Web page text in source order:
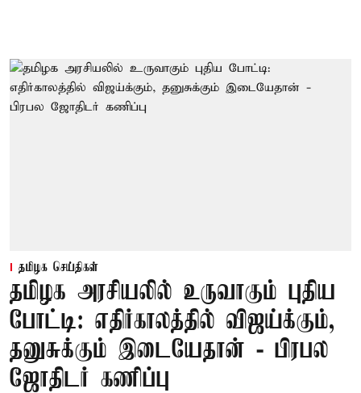
தமிழக செய்திகள்
தமிழக அரசியலில் உருவாகும் புதிய
போட்டி: எதிர்காலத்தில் விஜய்க்கும்,
தனுசுக்கும் இடையேதான் - பிரபல
ஜோதிடர் கணிப்பு